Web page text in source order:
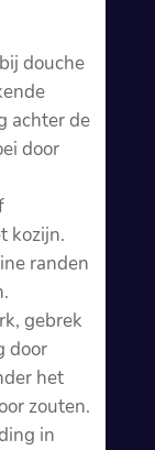
douche
achter de
door
kozijn.​
randen
gebrek
door
het
zouten.​
in